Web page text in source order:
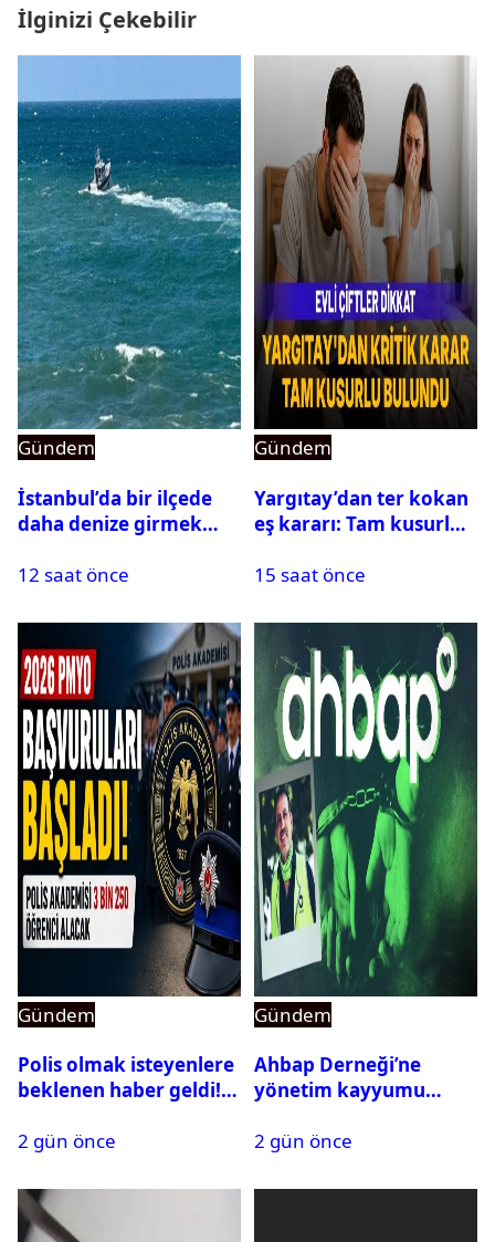
İlginizi Çekebilir
Gündem
İstanbul’da bir ilçede
daha denize girmek
12 saat önce
Gündem
Yargıtay’dan ter kokan
eş kararı: Tam kusurlu
15 saat önce
Gündem
Polis olmak isteyenlere
beklenen haber geldi!
2 gün önce
Gündem
Ahbap Derneği’ne
yönetim kayyumu
açıldı
2 gün önce